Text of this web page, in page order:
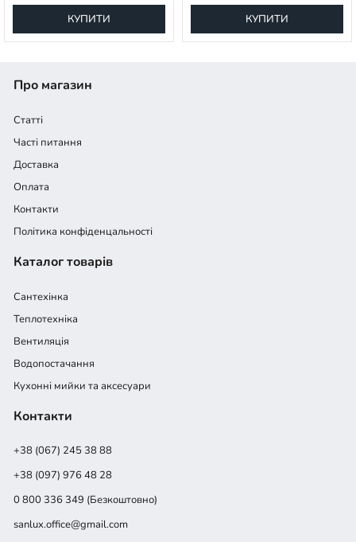
КУПИТИ
КУПИТИ
Про магазин
Статті
Часті питання
Доставка
Оплата
Контакти
Політика конфіденцальності
Каталог товарів
Сантехінка
Теплотехніка
Вентиляція
Водопостачання
Кухонні мийки та аксесуари
Контакти
+38 (067) 245 38 88
+38 (097) 976 48 28
0 800 336 349 (Безкоштовно)
sanlux.office@gmail.com